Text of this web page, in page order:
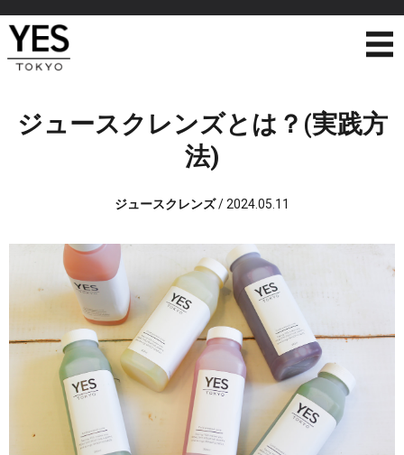
ジュースクレンズとは？(実践方
法)
ジュースクレンズ/2024.05.11